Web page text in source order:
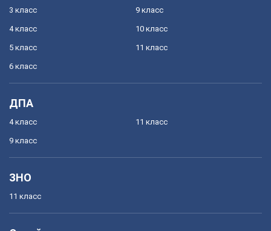
3 класс
4 класс
5 класс
6 класс
9 класс
10 класс
11 класс
ДПА
4 класс
9 класс
11 класс
ЗНО
11 класс